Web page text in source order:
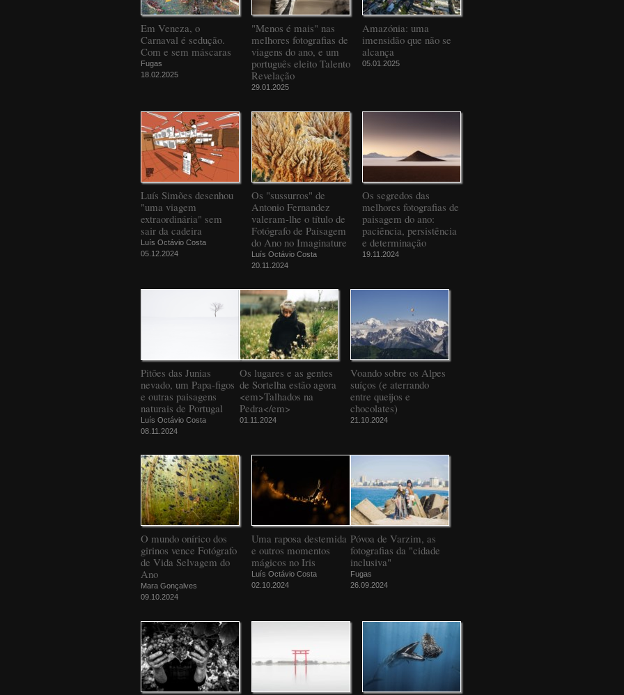
Em Veneza, o
Carnaval é sedução.
Com e sem máscaras
Fugas
18.02.2025
"Menos é mais" nas
melhores fotografias de
viagens do ano, e um
português eleito Talento
Revelação
29.01.2025
Amazónia: uma
imensidão que não se
alcança
05.01.2025
Luís Simões desenhou
"uma viagem
extraordinária" sem
sair da cadeira
Luís Octávio Costa
05.12.2024
Os "sussurros" de
Antonio Fernandez
valeram-lhe o título de
Fotógrafo de Paisagem
do Ano no Imaginature
Luís Octávio Costa
20.11.2024
Os segredos das
melhores fotografias de
paisagem do ano:
paciência, persistência
e determinação
19.11.2024
Pitões das Junias
nevado, um Papa-figos
e outras paisagens
naturais de Portugal
Luís Octávio Costa
08.11.2024
Os lugares e as gentes
de Sortelha estão agora
<em>Talhados na
Pedra</em>
01.11.2024
Voando sobre os Alpes
suíços (e aterrando
entre queijos e
chocolates)
21.10.2024
O mundo onírico dos
girinos vence Fotógrafo
de Vida Selvagem do
Ano
Mara Gonçalves
09.10.2024
Uma raposa destemida
e outros momentos
mágicos no Iris
Luís Octávio Costa
02.10.2024
Póvoa de Varzim, as
fotografias da "cidade
inclusiva"
Fugas
26.09.2024